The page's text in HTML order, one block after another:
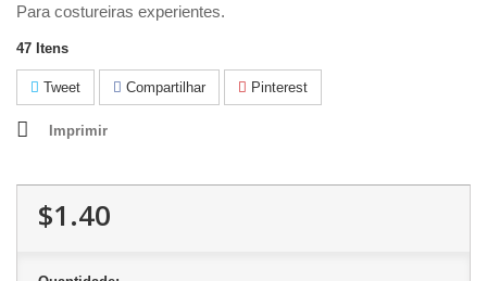
Para costureiras experientes.
47 Itens
Tweet Compartilhar Pinterest
Imprimir
$1.40